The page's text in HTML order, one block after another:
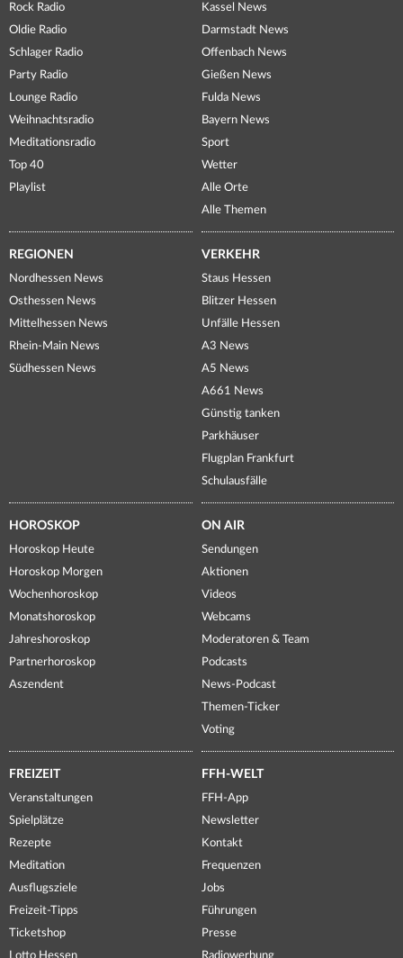
Rock Radio
Oldie Radio
Schlager Radio
Party Radio
Lounge Radio
Weihnachtsradio
Meditationsradio
Top 40
Playlist
Kassel News
Darmstadt News
Offenbach News
Gießen News
Fulda News
Bayern News
Sport
Wetter
Alle Orte
Alle Themen
REGIONEN
Nordhessen News
Osthessen News
Mittelhessen News
Rhein-Main News
Südhessen News
VERKEHR
Staus Hessen
Blitzer Hessen
Unfälle Hessen
A3 News
A5 News
A661 News
Günstig tanken
Parkhäuser
Flugplan Frankfurt
Schulausfälle
HOROSKOP
Horoskop Heute
Horoskop Morgen
Wochenhoroskop
Monatshoroskop
Jahreshoroskop
Partnerhoroskop
Aszendent
ON AIR
Sendungen
Aktionen
Videos
Webcams
Moderatoren & Team
Podcasts
News-Podcast
Themen-Ticker
Voting
FREIZEIT
Veranstaltungen
Spielplätze
Rezepte
Meditation
Ausflugsziele
Freizeit-Tipps
Ticketshop
Lotto Hessen
FFH-WELT
FFH-App
Newsletter
Kontakt
Frequenzen
Jobs
Führungen
Presse
Radiowerbung